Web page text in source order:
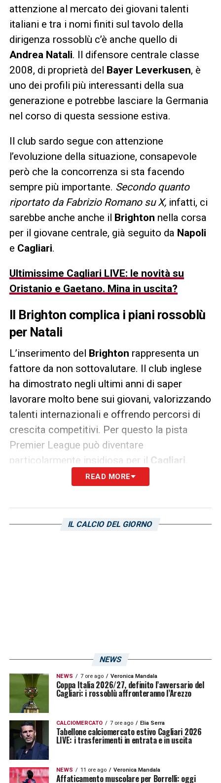
attenzione al mercato dei giovani talenti
italiani e tra i nomi finiti sul tavolo della
dirigenza rossoblù c’è anche quello di
Andrea Natali. Il difensore centrale classe
2008, di proprietà del Bayer Leverkusen, è
uno dei profili più interessanti della sua
generazione e potrebbe lasciare la Germania
nel corso di questa sessione estiva.
Il club sardo segue con attenzione
l’evoluzione della situazione, consapevole
però che la concorrenza si sta facendo
sempre più importante. Secondo quanto
riportato da Fabrizio Romano su X,infatti, ci
sarebbe anche anche il Brighton nella corsa
per il giovane centrale, già seguito da Napoli
e Cagliari.
Ultimissime Cagliari LIVE: le novità su
Oristanio e Gaetano. Mina in uscita?
Il Brighton complica i piani rossoblù
per Natali
L’inserimento del Brighton rappresenta un
fattore da non sottovalutare. Il club inglese
ha dimostrato negli ultimi anni di saper
lavorare molto bene sui giovani, valorizzando
talenti internazionali e offrendo percorsi di
crescita competitivi. Per questo la pista
Premier League può diventare
particolarmente insidiosa per il Cagliari
I rossoblù, però, possono giocarsi le proprie
crescere in un campionato tatticamente
La concorrenza delNapoliaggiunge ulteriore
peso alla trattativa. Gli azzurri seguono con
interesse
Andrea Natali
e rappresentano una
destinazione importante per qualsiasi
giovane italiano in cerca di un salto di
qualità. Il
con decisione se vorrà provare ad anticipare
READ MORE
IL CALCIO DEL GIORNO
NEWS
NEWS 7 ore ago Veronica Mandala
Coppa Italia 2026/27, definito l’avversario del
Cagliari: i rossoblù affronteranno l’Arezzo
CALCIOMERCATO 7 ore ago Elia Serra
Tabellone calciomercato estivo Cagliari 2026
LIVE: i trasferimenti in entrata e in uscita
NEWS 11 ore ago Veronica Mandala
Affaticamento muscolare per Borrelli: oggi